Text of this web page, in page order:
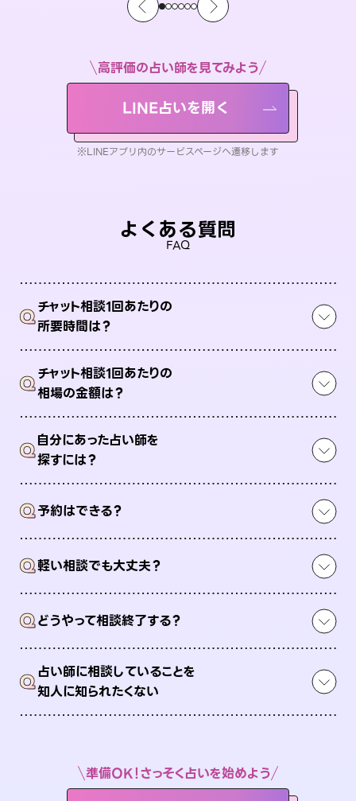
高評価の占い師を見てみよう
LINE占いを開く
※LINEアプリ内のサービスページへ遷移します
よくある質問
FAQ
Qチャット相談1回あたりの
所要時間は？
Qチャット相談1回あたりの
相場の金額は？
Q自分にあった占い師を
探すには？
Q予約はできる？
Q軽い相談でも大丈夫？
Qどうやって相談終了する？
Q占い師に相談していることを
知人に知られたくない
準備OK！さっそく占いを始めよう